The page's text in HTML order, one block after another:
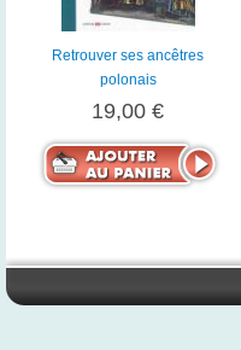
Retrouver ses ancêtres
polonais
19,00 €